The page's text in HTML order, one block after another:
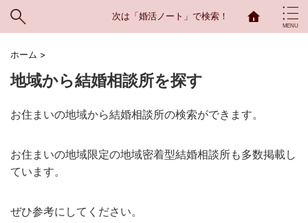
次は「婚活ノート」で検索！
ホーム >
地域から結婚相談所を探す
お住まいの地域から結婚相談所の検索ができます。
お住まいの地域限定の地域密着型結婚相談所も多数掲載し
ています。
ぜひ参考にしてください。